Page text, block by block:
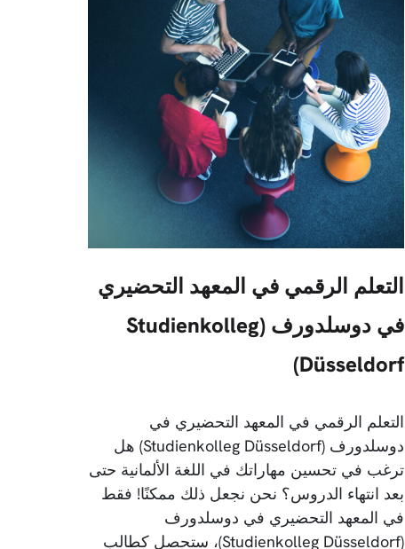
التعلم الرقمي في المعهد التحضيري
في دوسلدورف (Studienkolleg
Düsseldorf)
التعلم الرقمي في المعهد التحضيري في
دوسلدورف (Studienkolleg Düsseldorf) هل
ترغب في تحسين مهاراتك في اللغة الألمانية حتى
بعد انتهاء الدروس؟ نحن نجعل ذلك ممكنًا! فقط
في المعهد التحضيري في دوسلدورف
(Studienkolleg Düsseldorf)، ستحصل كطالب